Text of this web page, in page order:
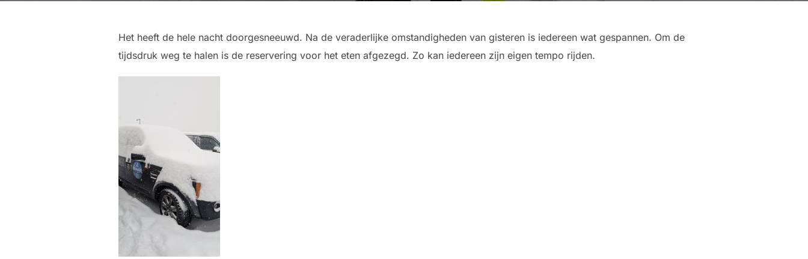
Het heeft de hele nacht doorgesneeuwd. Na de veraderlijke omstandigheden van gisteren is iedereen wat gespannen. Om de
tijdsdruk weg te halen is de reservering voor het eten afgezegd. Zo kan iedereen zijn eigen tempo rijden.